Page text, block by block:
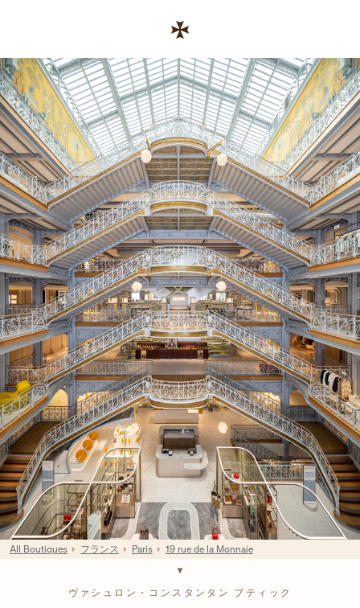
コーポレートサイトへのリンク
Return to Nav
ヴァシュロン・コンスタンタン ブティック
All Boutiques フランス Paris 19 rue de la Monnaie